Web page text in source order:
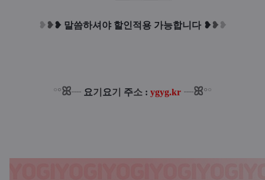
❥ ❥❥ 말씀하셔야 할인적용 가능합니다 ❥❥ ❥
°°ꕤ┈ 요기 요기 주소 : ygyg.kr ┈ꕤ°°